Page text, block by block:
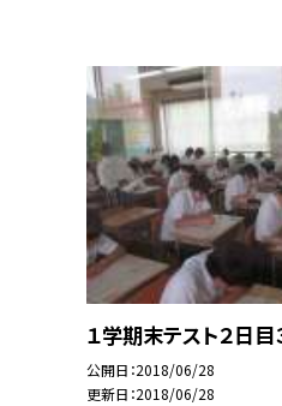
１学期末テスト２日目
公開日 2018/06/28
更新日 2018/06/28